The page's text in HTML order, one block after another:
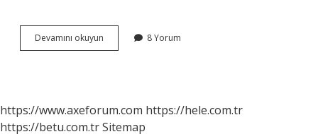
Devamını okuyun Mendelin
Benzerlik
8 Yorum
https://www.axeforum.com https://hele.com.tr
https://betu.com.trSitemap